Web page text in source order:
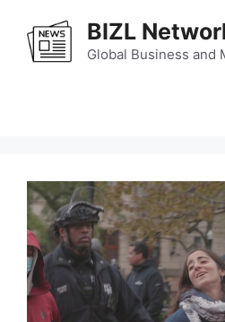
content
BIZL
Global Business and